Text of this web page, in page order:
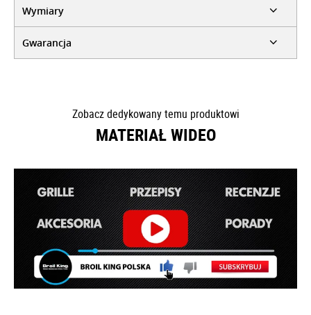
Wymiary
Gwarancja
Zobacz dedykowany temu produktowi
MATERIAŁ WIDEO